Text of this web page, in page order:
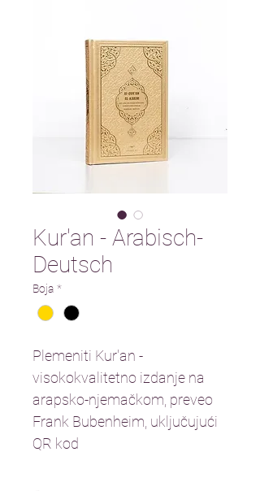
Kur'an - Arabisch-
Deutsch
Boja *
Plemeniti Kur'an -
visokokvalitetno izdanje na
arapsko-njemačkom, preveo
Frank Bubenheim, uključujući
QR kod